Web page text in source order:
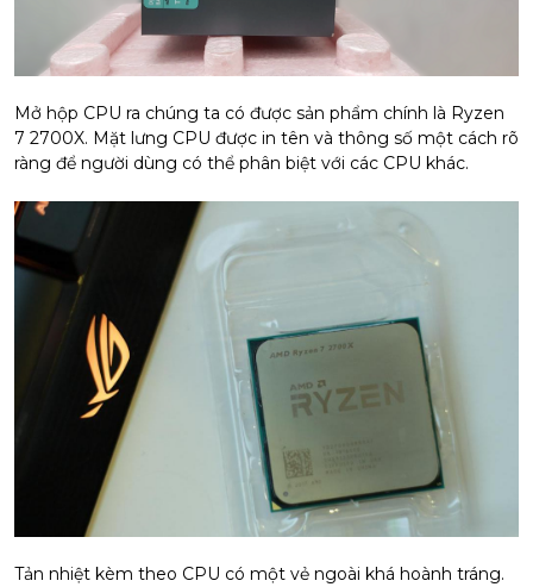
Mở hộp CPU ra chúng ta có được sản phẩm chính là Ryzen
7 2700X. Mặt lưng CPU được in tên và thông số một cách rõ
ràng để người dùng có thể phân biệt với các CPU khác.
Tản nhiệt kèm theo CPU có một vẻ ngoài khá hoành tráng.